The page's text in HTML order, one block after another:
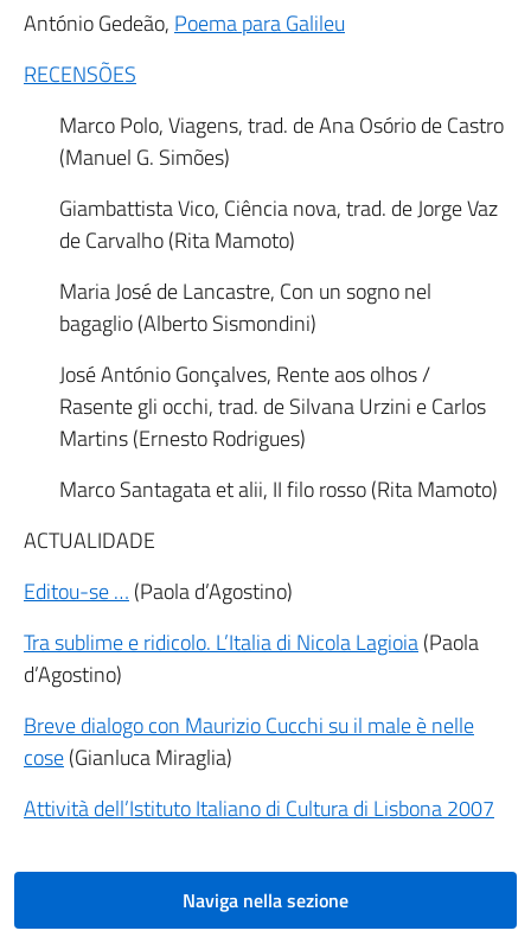
António Gedeão, Poema para Galileu
RECENSÕES
Marco Polo, Viagens, trad. de Ana Osório de Castro
(Manuel G. Simões)
Giambattista Vico, Ciência nova, trad. de Jorge Vaz
de Carvalho (Rita Mamoto)
Maria José de Lancastre, Con un sogno nel
bagaglio (Alberto Sismondini)
José António Gonçalves, Rente aos olhos /
Rasente gli occhi, trad. de Silvana Urzini e Carlos
Martins (Ernesto Rodrigues)
Marco Santagata et alii, II filo rosso (Rita Mamoto)
ACTUALIDADE
Editou-se … (Paola d’Agostino)
Tra sublime e ridicolo. L’Italia di Nicola Lagioia(Paola
d’Agostino)
Breve dialogo con Maurizio Cucchi su il male è nelle
cose(Gianluca Miraglia)
Attività dell’Istituto Italiano di Cultura di Lisbona 2007
Naviga nella sezione